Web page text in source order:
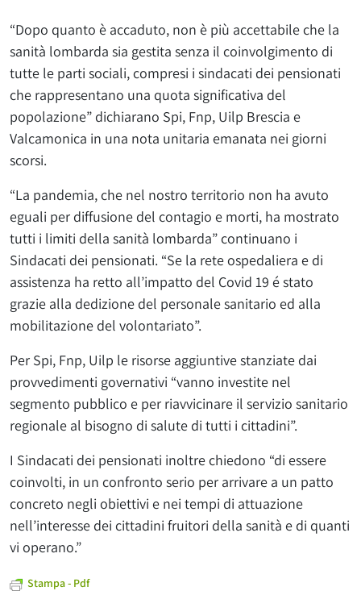
“Dopo quanto è accaduto, non è più accettabile che la
sanità lombarda sia gestita senza il coinvolgimento di
tutte le parti sociali, compresi i sindacati dei pensionati
che rappresentano una quota significativa del
popolazione” dichiarano Spi, Fnp, Uilp Brescia e
Valcamonica in una nota unitaria emanata nei giorni
scorsi.
“La pandemia, che nel nostro territorio non ha avuto
eguali per diffusione del contagio e morti, ha mostrato
tutti i limiti della sanità lombarda” continuano i
Sindacati dei pensionati. “Se la rete ospedaliera e di
assistenza ha retto all’impatto del Covid 19 é stato
grazie alla dedizione del personale sanitario ed alla
mobilitazione del volontariato”.
Per Spi, Fnp, Uilp le risorse aggiuntive stanziate dai
provvedimenti governativi “vanno investite nel
segmento pubblico e per riavvicinare il servizio sanitario
regionale al bisogno di salute di tutti i cittadini”.
I Sindacati dei pensionati inoltre chiedono “di essere
coinvolti, in un confronto serio per arrivare a un patto
concreto negli obiettivi e nei tempi di attuazione
nell’interesse dei cittadini fruitori della sanità e di quanti
vi operano.”
Stampa - Pdf